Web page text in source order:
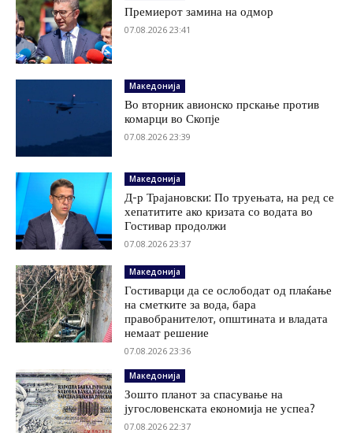
Премиерот замина на одмор
07.08.2026 23:41
Македонија
Во вторник авионско прскање против
комарци во Скопје
07.08.2026 23:39
Македонија
Д-р Трајановски: По труењата, на ред се
хепатитите ако кризата со водата во
Гостивар продолжи
07.08.2026 23:37
Македонија
Гостиварци да се ослободат од плаќање
на сметките за вода, бара
правобранителот, општината и владата
немаат решение
07.08.2026 23:36
Македонија
Зошто планот за спасување на
југословенската економија не успеа?
07.08.2026 22:37